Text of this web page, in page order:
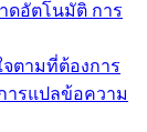
าดอัตโนมัติ การ
ตามที่ต้องการ
ารแปลข้อความ